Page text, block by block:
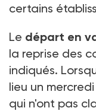
certains
Le départ en
la reprise des
indiqués.
lieu un
qui n'ont pas